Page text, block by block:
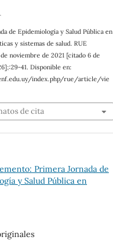
de Epidemiología y Salud Pública en
y sistemas de salud. RUE
noviembre de 2021 [citado 6 de
41. Disponible en:
index.php/rue/article/vie
de cita
Primera Jornada de
y Salud Pública en